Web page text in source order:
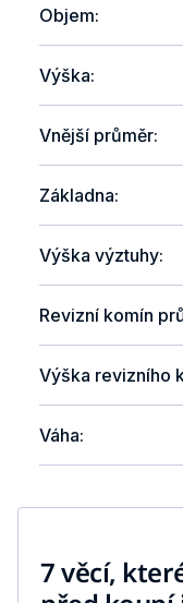
Objem:
Výška:
Vnější průměr:
Základna:
Výška výztuhy:
Revizní komín
Výška revizního
Váha:
7 věcí,